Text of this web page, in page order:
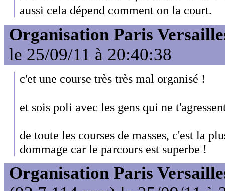
aussi cela dépend comment on la court.
Organisation Paris
le 25/09/11 à 20:40:38
c'et une course très très mal organisé !
et sois poli avec les gens qui ne
de toute les courses de masses, c'est la
dommage car le parcours est superbe !
Organisation Paris